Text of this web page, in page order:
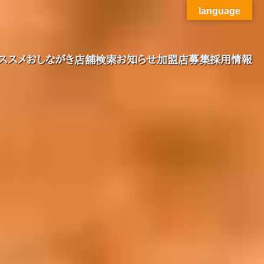
スメおしながき店舗検索お知らせ加盟店募集採用情報
language